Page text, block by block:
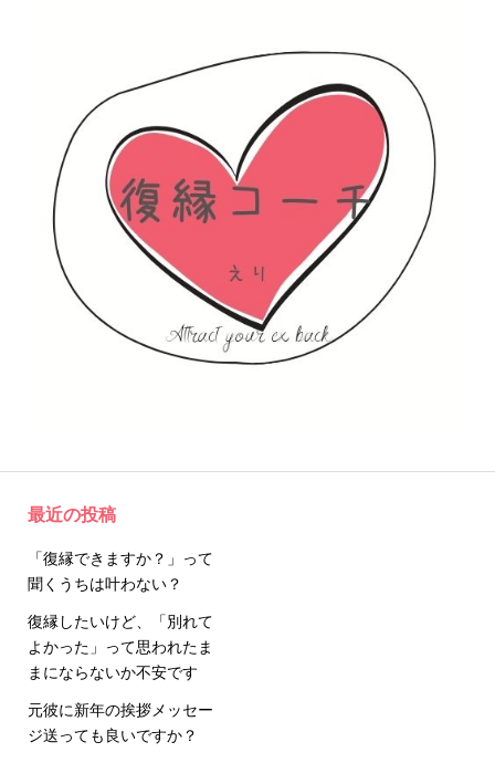
最近の投稿
「復縁できますか？」って
聞くうちは叶わない？
復縁したいけど、「別れて
よかった」って思われたま
まにならないか不安です
元彼に新年の挨拶メッセー
ジ送っても良いですか？